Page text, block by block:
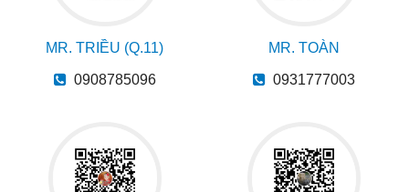
MR. TRIỀU (Q.11)
0908785096
MR. TOÀN
0931777003